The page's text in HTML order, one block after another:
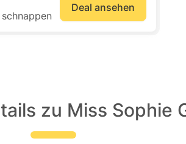
Deal ansehen
zu Miss Sophie